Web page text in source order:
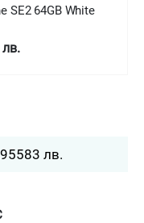
SE2 64GB White
лв.